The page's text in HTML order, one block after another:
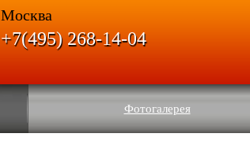
Фотогалерея
Москва
+7(495) 268-14-04